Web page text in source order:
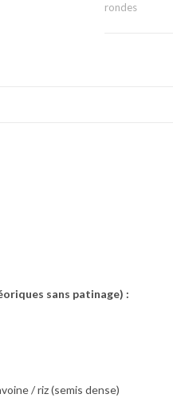
rondes
sans patinage) :
/ riz (semis dense)